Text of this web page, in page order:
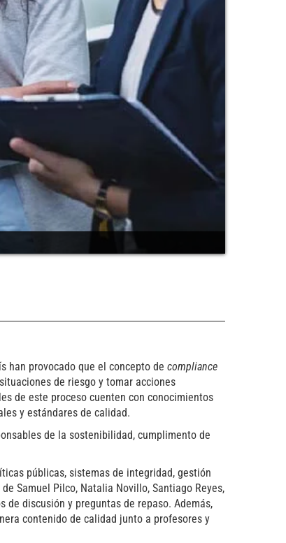
han provocado que el concepto de compliance
de riesgo y tomar acciones
de este proceso cuenten con conocimientos
y estándares de calidad.
de la sostenibilidad, cumplimento de
públicas, sistemas de integridad, gestión
Samuel Pilco, Natalia Novillo, Santiago Reyes,
discusión y preguntas de repaso. Además,
contenido de calidad junto a profesores y